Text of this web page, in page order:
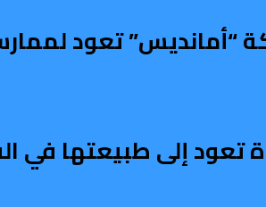
“أمانديس” تعود
تعود إلى طبيعتها في